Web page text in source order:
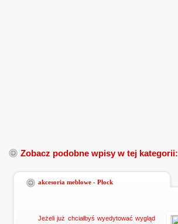
Zobacz podobne wpisy w tej kategorii:
akcesoria meblowe - Płock
Jeżeli już chciałbyś wyedytować wygląd